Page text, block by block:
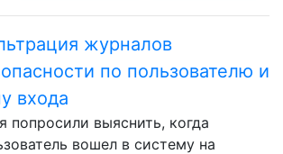
журналов
по пользователю и
входа
попросили выяснить, когда
вошел в систему на